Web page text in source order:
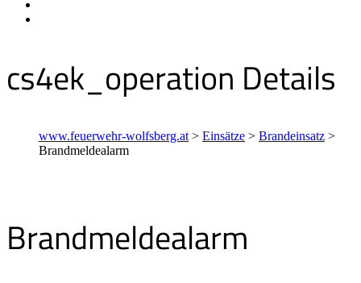
cs4ek_operation Details
www.feuerwehr-wolfsberg.at > Einsätze > Brandeinsatz >
Brandmeldealarm
Brandmeldealarm